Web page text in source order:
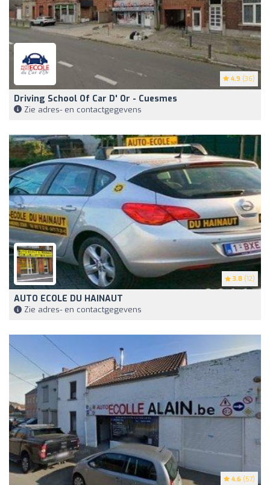
4.9 (36)
Driving School Of Car D' Or - Cuesmes
Zie adres- en contactgegevens
3.8 (12)
AUTO ECOLE DU HAINAUT
Zie adres- en contactgegevens
4.6 (57)